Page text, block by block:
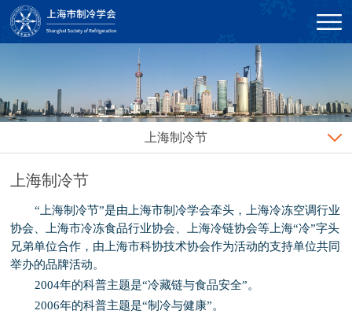
上海制冷节
上海制冷节
“上海制冷节”是由上海市制冷学会牵头，上海冷冻空调行业
协会、上海市冷冻食品行业协会、上海冷链协会等上海“冷”字头
兄弟单位合作，由上海市科协技术协会作为活动的支持单位共同
举办的品牌活动。
2004年的科普主题是“冷藏链与食品安全”。
2006年的科普主题是“制冷与健康”。